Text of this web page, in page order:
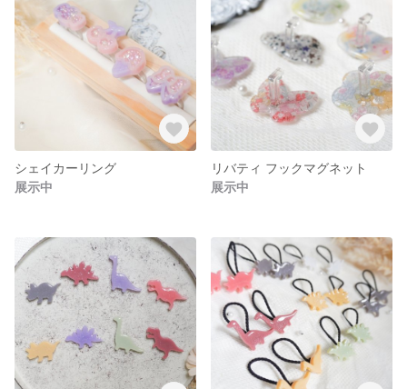
シェイカーリング
展示中
リバティ フックマグネット
展示中